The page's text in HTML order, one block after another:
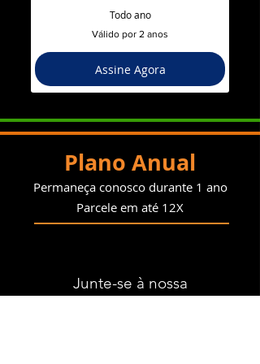
Todo ano
Válido por 2 anos
Assine Agora
Plano Anual
Permaneça conosco durante 1 ano
Parcele em até 12X
Junte-se à nossa